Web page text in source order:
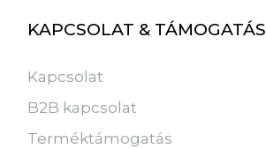
KAPCSOLAT & TÁMOGATÁS
Kapcsolat
B2B kapcsolat
Terméktámogatás